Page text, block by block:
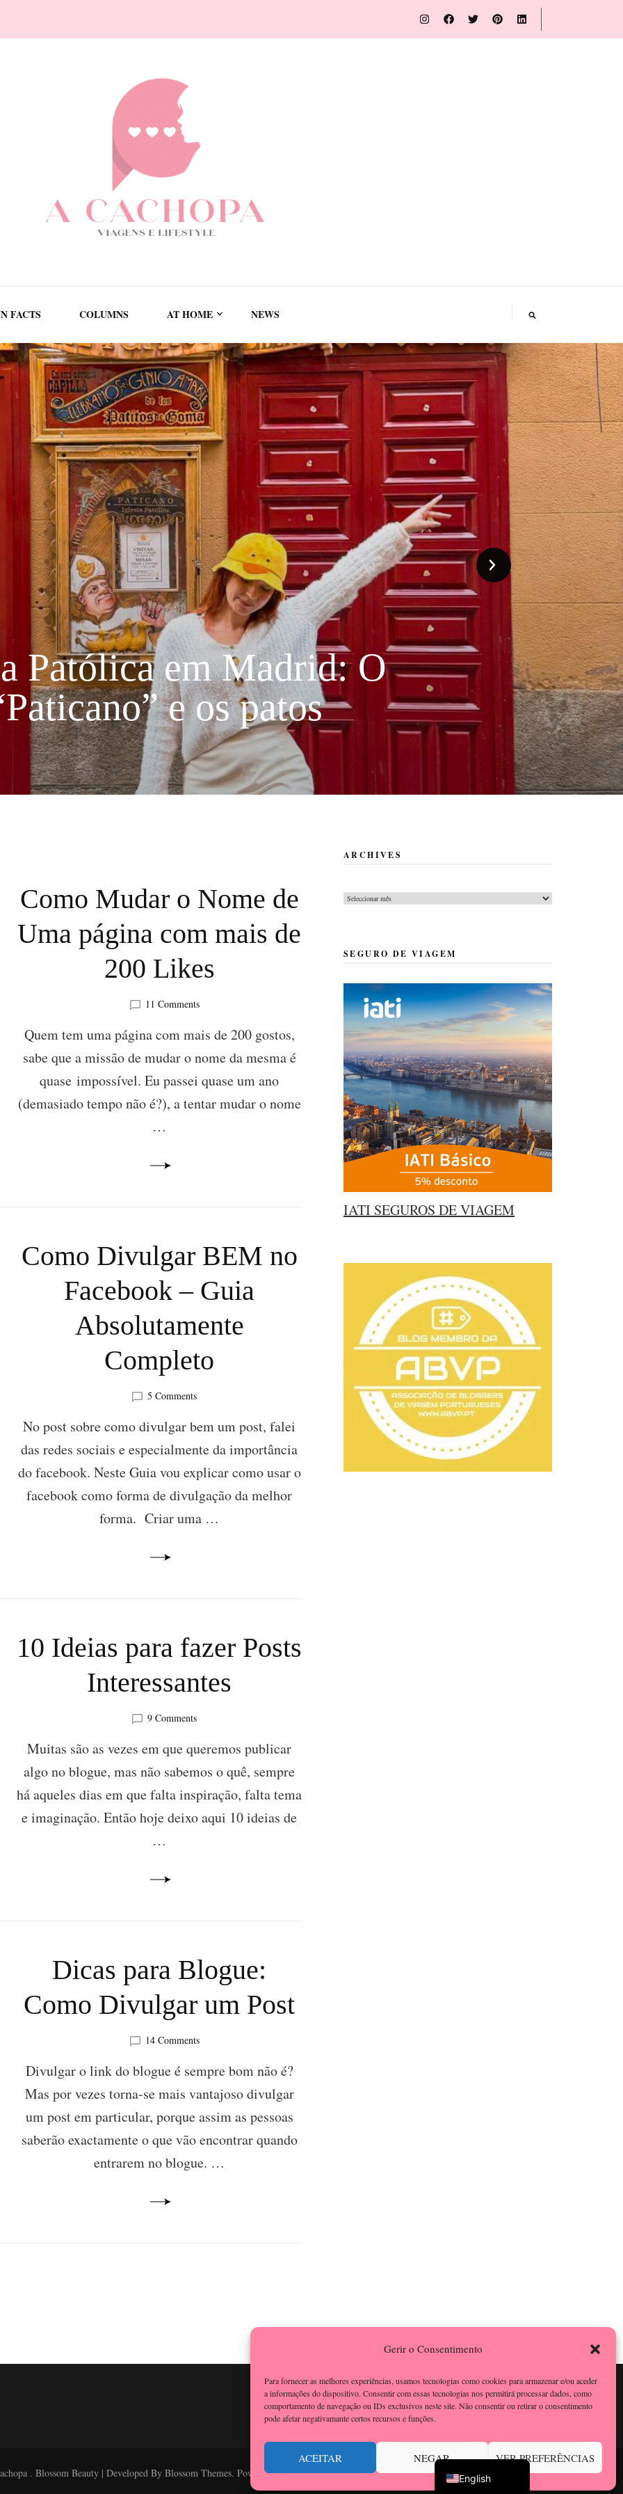
Gerir o Consentimento
Para fornecer as melhores experiências, usamos tecnologias como cookies para armazenar e/ou aceder
a informações do dispositivo. Consentir com essas tecnologias nos permitirá processar dados, como
comportamento de navegação ou IDs exclusivos neste site. Não consentir ou retirar o consentimento
pode afetar negativamante certos recursos e funções.
ACEITAR NEGAR VER PREFERÊNCIAS
FACTS COLUMNS AT HOME NEWS
Patólica em Madrid: O
e os patos
Como Mudar o Nome de
Uma página com mais de
200 Likes
11 Commentson
Mudar
Nome
de
Uma
página
Quem tem uma página com mais de 200 gostos,
sabe que a missão de mudar o nome da mesma é
quase impossível. Eu passei quase um ano
(demasiado tempo não é?), a tentar mudar o nome
…
Como Divulgar BEM no
Facebook – Guia
Absolutamente
Completo
5 Commentson
Divulgar
no
Facebook
–
Guia
Completo
No post sobre como divulgar bem um post, falei
das redes sociais e especialmente da importância
do facebook. Neste Guia vou explicar como usar o
facebook como forma de divulgação da melhor
forma. Criar uma …
10 Ideias para fazer Posts
Interessantes
9 Commentson
Ideias
fazer
Posts
Interessantes
Muitas são as vezes em que queremos publicar
algo no blogue, mas não sabemos o quê, sempre
há aqueles dias em que falta inspiração, falta tema
e imaginação. Então hoje deixo aqui 10 ideias de
…
Dicas para Blogue:
Como Divulgar um Post
14 Commentson
para
Blogue:
Como
Divulgar
Post
Divulgar o link do blogue é sempre bom não é?
Mas por vezes torna-se mais vantajoso divulgar
um post em particular, porque assim as pessoas
saberão exactamente o que vão encontrar quando
entrarem no blogue. …
ARCHIVES
Archives
SEGURO DE VIAGEM
IATI SEGUROS DE VIAGEM
. Blossom Beauty | Developed By Blossom Themes. Powered byWordPress. Privacy Policy English
Portuguese